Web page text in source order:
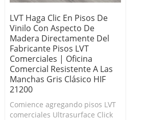
LVT Haga Clic En Pisos De
Vinilo Con Aspecto De
Madera Directamente Del
Fabricante Pisos LVT
Comerciales | Oficina
Comercial Resistente A Las
Manchas Gris Clásico HIF
21200
Comience agregando pisos LVT
comerciales Ultrasurface Click